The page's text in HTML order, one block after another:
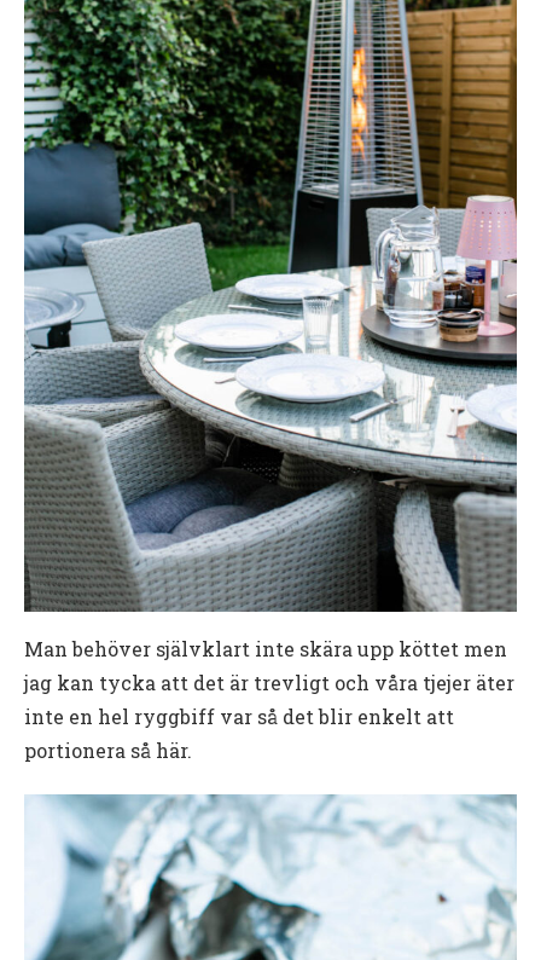
Man behöver självklart inte skära upp köttet men
jag kan tycka att det är trevligt och våra tjejer äter
inte en hel ryggbiff var så det blir enkelt att
portionera så här.